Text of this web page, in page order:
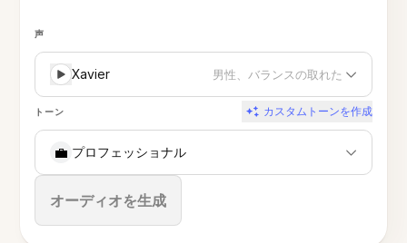
声
Xavier 男性、バランスの取れた
トーン カスタムトーンを作成
💼 プロフェッショナル
オーディオを生成
停止